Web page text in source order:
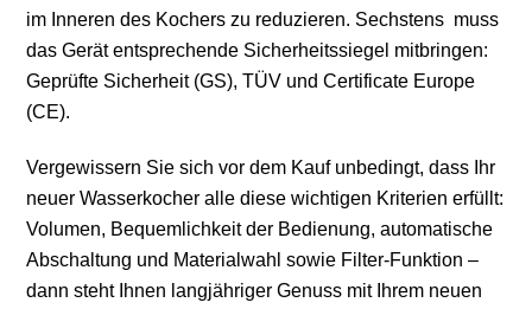
im Inneren des Kochers zu reduzieren. Sechstens muss
das Gerät entsprechende Sicherheitssiegel mitbringen:
Geprüfte Sicherheit (GS), TÜV und Certificate Europe
(CE).
Vergewissern Sie sich vor dem Kauf unbedingt, dass Ihr
neuer Wasserkocher alle diese wichtigen Kriterien erfüllt:
Volumen, Bequemlichkeit der Bedienung, automatische
Abschaltung und Materialwahl sowie Filter-Funktion –
dann steht Ihnen langjähriger Genuss mit Ihrem neuen